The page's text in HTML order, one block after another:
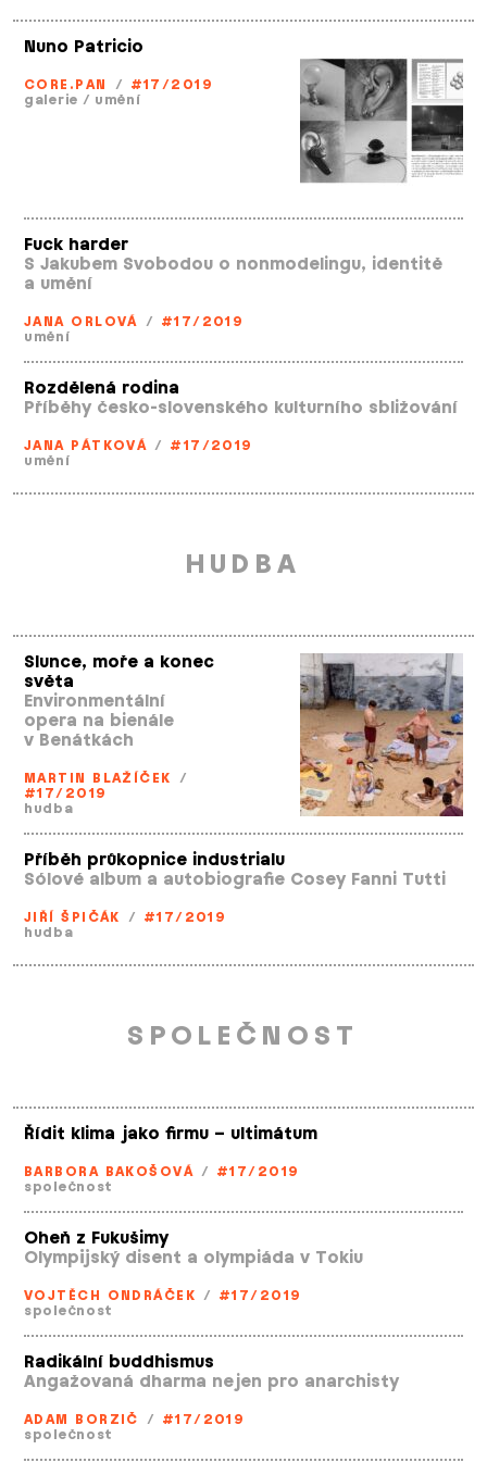
Nuno Patricio
CORE.PAN / #17/2019
galerie / umění
Fuck harder
S Jakubem Svobodou o nonmodelingu, identitě
a umění
JANA ORLOVÁ / #17/2019
umění
Rozdělená rodina
Příběhy česko­-slovenského kulturního sbližování
JANA PÁTKOVÁ / #17/2019
umění
HUDBA
Slunce, moře a konec
světa
Environmentální
opera na bienále
v Benátkách
MARTIN BLAŽÍČEK /
#17/2019
hudba
Příběh průkopnice industrialu
Sólové album a autobiografie Cosey Fanni Tutti
JIŘÍ ŠPIČÁK / #17/2019
hudba
SPOLEČNOST
Řídit klima jako firmu – ultimátum
BARBORA BAKOŠOVÁ / #17/2019
společnost
Oheň z Fukušimy
Olympijský disent a olympiáda v Tokiu
VOJTĚCH ONDRÁČEK / #17/2019
společnost
Radikální buddhismus
Angažovaná dharma nejen pro anarchisty
ADAM BORZIČ / #17/2019
společnost